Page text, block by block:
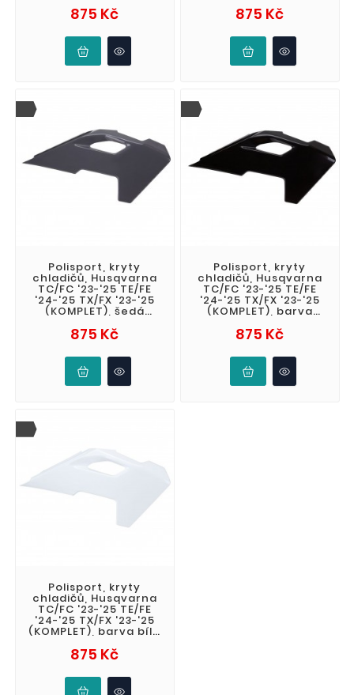
875 KčCena 875 KčCena
Polisport, kryty
chladičů, Husqvarna
TC/FC '23-'25 TE/FE
'24-'25 TX/FX '23-'25
(KOMPLET), šedá
875 KčCena
Polisport, kryty
chladičů, Husqvarna
TC/FC '23-'25 TE/FE
'24-'25 TX/FX '23-'25
(KOMPLET), barva
875 KčCena
Polisport, kryty
chladičů, Husqvarna
TC/FC '23-'25 TE/FE
'24-'25 TX/FX '23-'25
(KOMPLET), barva bílá
875 KčCena